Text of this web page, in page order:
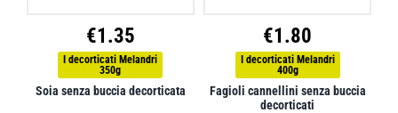
€1.35
I decorticati Melandri
350g
Soia senza buccia decorticata
€1.80
I decorticati Melandri
400g
Fagioli cannellini senza buccia
decorticati